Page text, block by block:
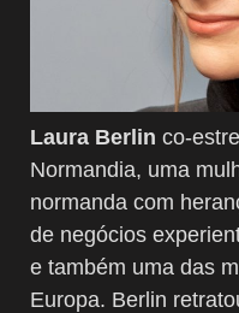
Laura Berlin co-
Normandia, uma
normanda com
de negócios
e também uma das
Europa. Berlin